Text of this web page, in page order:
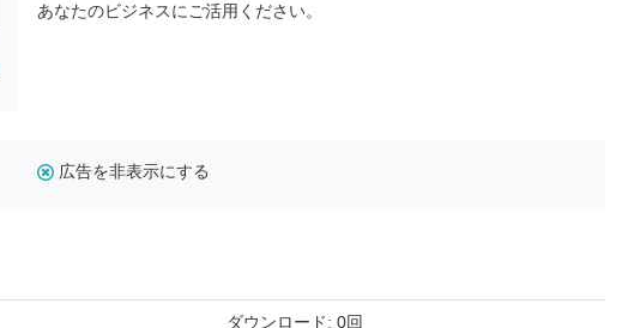
あなたのビジネスにご活用ください。
広告を非表示にする
ダウンロード: 0回